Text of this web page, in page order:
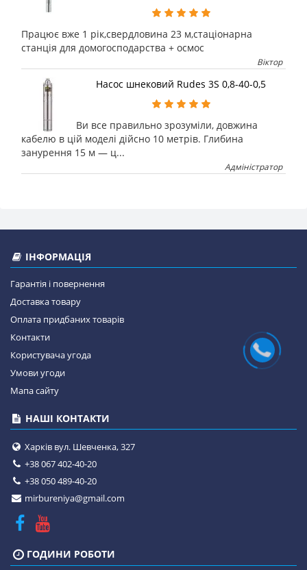
Працює вже 1 рік,свердловина 23 м,стаціонарна
станція для домогосподарства + осмос
Віктор
Насос шнековий Rudes 3S 0,8-40-0,5
Ви все правильно зрозуміли, довжина
кабелю в цій моделі дійсно 10 метрів. Глибина
занурення 15 м — ц...
Адміністратор
ІНФОРМАЦІЯ
Гарантія і повернення
Доставка товару
Оплата придбаних товарів
Контакти
Користувача угода
Умови угоди
Мапа сайту
НАШІ КОНТАКТИ
Харків вул. Шевченка, 327
+38 067 402-40-20
+38 050 489-40-20
mirbureniya@gmail.com
ГОДИНИ РОБОТИ